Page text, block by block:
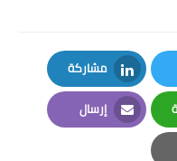
مشاركة
LinkedIn
إرسال
Email